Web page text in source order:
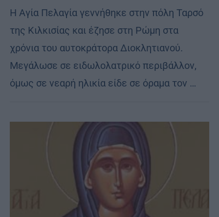
Η Αγία Πελαγία γεννήθηκε στην πόλη Ταρσό
της Κιλκισίας και έζησε στη Ρώμη στα
χρόνια του αυτοκράτορα Διοκλητιανού.
Μεγάλωσε σε ειδωλολατρικό περιβάλλον,
όμως σε νεαρή ηλικία είδε σε όραμα τον …